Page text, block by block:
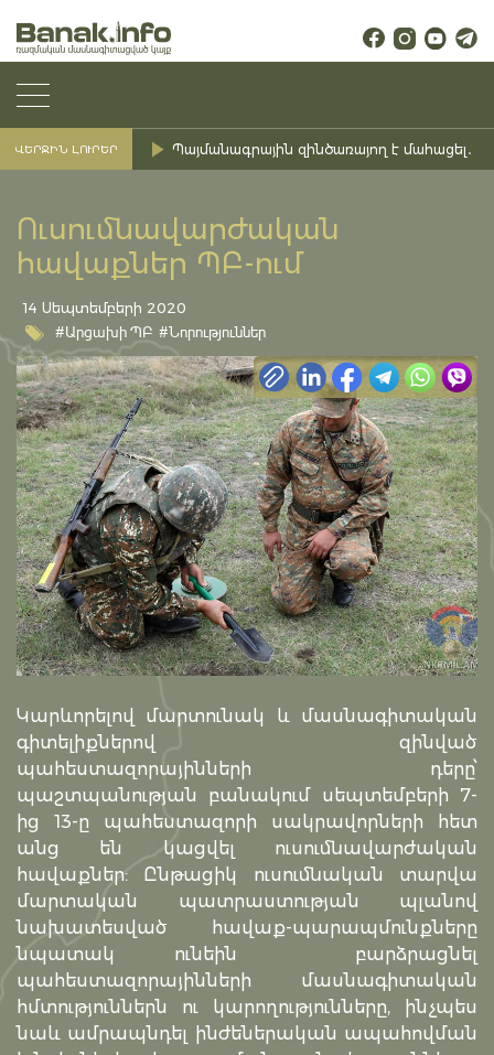
ՎԵՐՋԻՆ ԼՈՒՐԵՐ Պայմանագրային զինծառայող է մահացել․
Ուսումնավարժական
հավաքներ ՊԲ-ում
14 Սեպտեմբերի 2020
#Արցախի ՊԲ #Նորություններ
Կարևորելով մարտունակ և մասնագիտական
գիտելիքներով զինված
պահեստազորայինների դերը՝
պաշտպանության բանակում սեպտեմբերի 7-
ից 13-ը պահեստազորի սակրավորների հետ
անց են կացվել ուսումնավարժական
հավաքներ: Ընթացիկ ուսումնական տարվա
մարտական պատրաստության պլանով
նախատեսված հավաք-պարապմունքները
նպատակ ունեին բարձրացնել
պահեստազորայինների մասնագիտական
հմտություններն ու կարողությունները, ինչպես
նաև ամրապնդել ինժեներական ապահովման